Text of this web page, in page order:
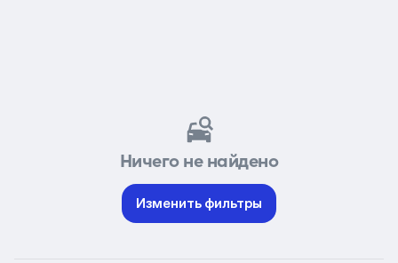
Ничего не найдено
Изменить фильтры